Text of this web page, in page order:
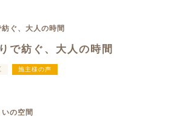
で紡ぐ、大人の時間
施主様の声